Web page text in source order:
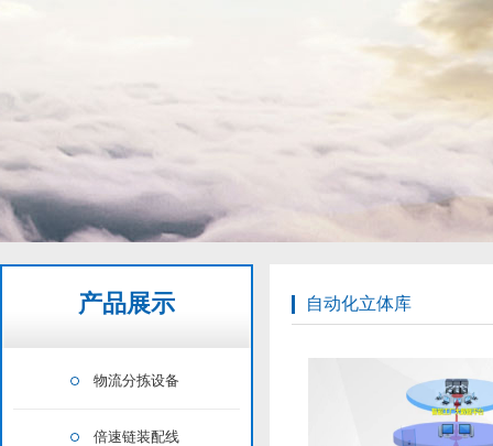
产品展示
物流分拣设备
倍速链装配线
自动化立体库